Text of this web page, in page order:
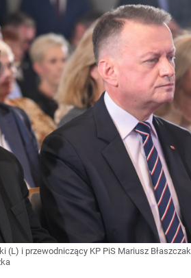
(L) i przewodniczący KP PiS Mariusz Błaszczak